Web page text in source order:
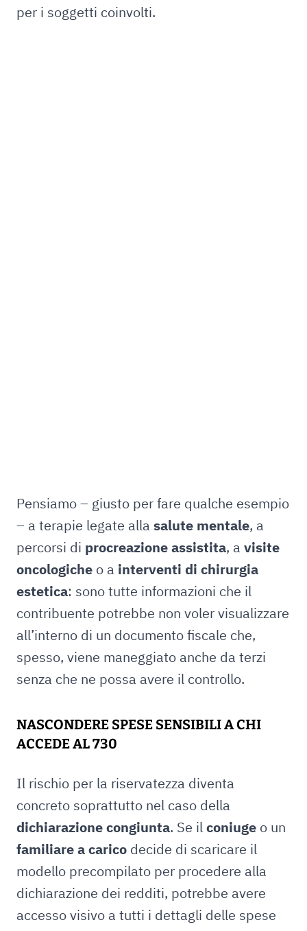
per i soggetti coinvolti.
Pensiamo – giusto per fare qualche esempio
– a terapie legate alla salute mentale, a
percorsi di procreazione assistita, a visite
oncologiche o a interventi di chirurgia
estetica: sono tutte informazioni che il
contribuente potrebbe non voler visualizzare
all’interno di un documento fiscale che,
spesso, viene maneggiato anche da terzi
senza che ne possa avere il controllo.
NASCONDERE SPESE SENSIBILI A CHI
ACCEDE AL 730
Il rischio per la riservatezza diventa
concreto soprattutto nel caso della
dichiarazione congiunta. Se ilconiuge o un
familiare a carico decide di scaricare il
modello precompilato per procedere alla
dichiarazione dei redditi, potrebbe avere
accesso visivo a tutti i dettagli delle spese